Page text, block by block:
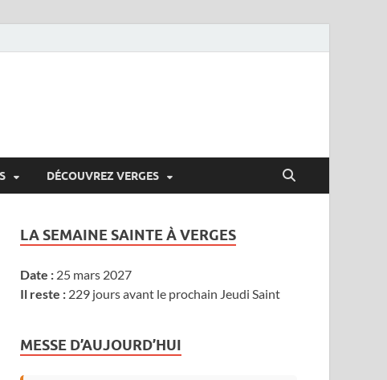
DÉCOUVREZ VERGES
LA SEMAINE SAINTE À VERGES
Date : 25 mars 2027
Il reste : 229 jours avant le prochain Jeudi Saint
MESSE D’AUJOURD’HUI